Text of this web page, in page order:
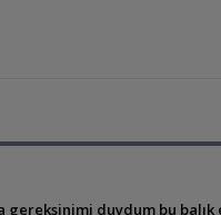
duydum bu